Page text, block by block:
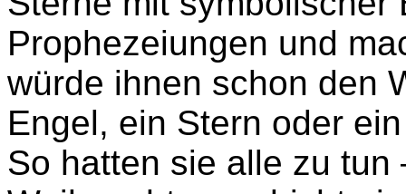
Prophezeiungen und
würde ihnen schon den
Engel, ein Stern oder
So hatten sie alle zu tun